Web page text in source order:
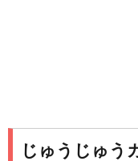
じゅうじゅう